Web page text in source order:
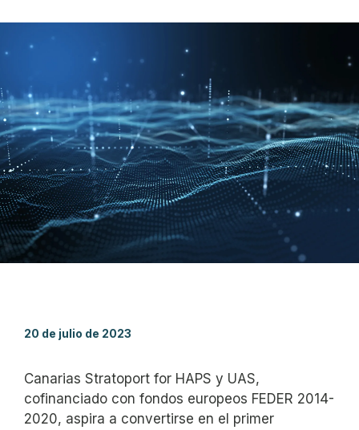
20 de julio de 2023
Canarias Stratoport for HAPS y UAS,
cofinanciado con fondos europeos FEDER 2014-
2020, aspira a convertirse en el primer